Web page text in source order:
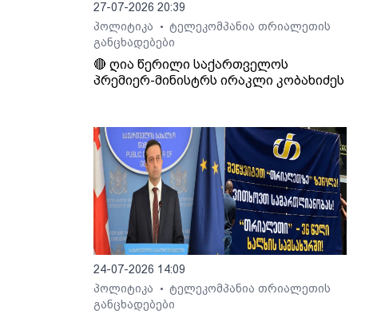
27-07-2026 20:39
პოლიტიკა
•
ტელეკომპანია თრიალეთის
განცხადებები
🔴 ღია წერილი საქართველოს
პრემიერ-მინისტრს ირაკლი კობახიძეს
24-07-2026 14:09
პოლიტიკა
•
ტელეკომპანია თრიალეთის
განცხადებები